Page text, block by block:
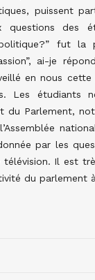
puissent
des
fut la
ai-je
en nous cette
Les étudiants
du Parlement,
par les
télévision. Il est
du parlement